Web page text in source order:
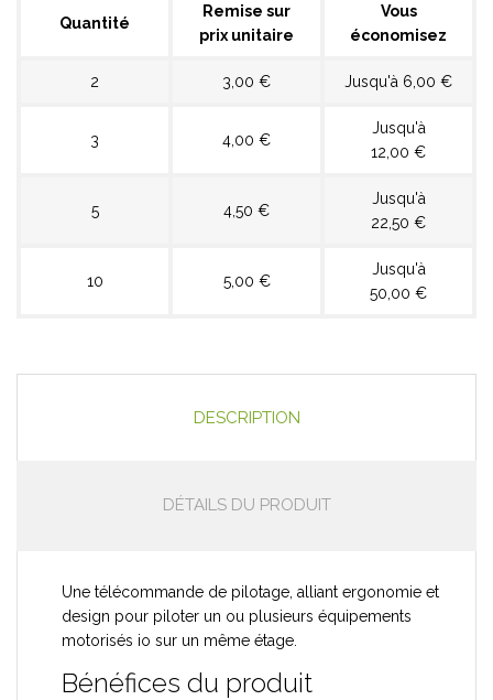
Quantité
Remise sur
prix unitaire
Vous
économisez
2 3,00 € Jusqu'à 6,00 €
3 4,00 €
Jusqu'à
12,00 €
5 4,50 €
Jusqu'à
22,50 €
10 5,00 €
Jusqu'à
50,00 €
DESCRIPTION
DÉTAILS DU PRODUIT
Une télécommande de pilotage, alliant ergonomie et
design pour piloter un ou plusieurs équipements
motorisés io sur un même étage.
Bénéfices du produit